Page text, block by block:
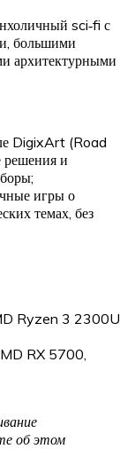
sci‑fi с
большими
архитектурными
DigixArt (Road
решения и
игры о
темах, без
Ryzen 3 2300U
RX 5700,
об этом